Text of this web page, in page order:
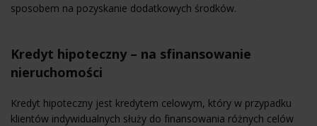
sposobem na pozyskanie dodatkowych środków.
Kredyt hipoteczny – na sfinansowanie
nieruchomości
Kredyt hipoteczny jest kredytem celowym, który w przypadku
klientów indywidualnych służy do finansowania różnych celów